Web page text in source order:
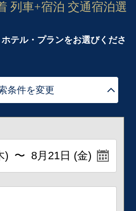
列車+宿泊 交通宿泊選
テル・プランをお選びくださ
条件を変更